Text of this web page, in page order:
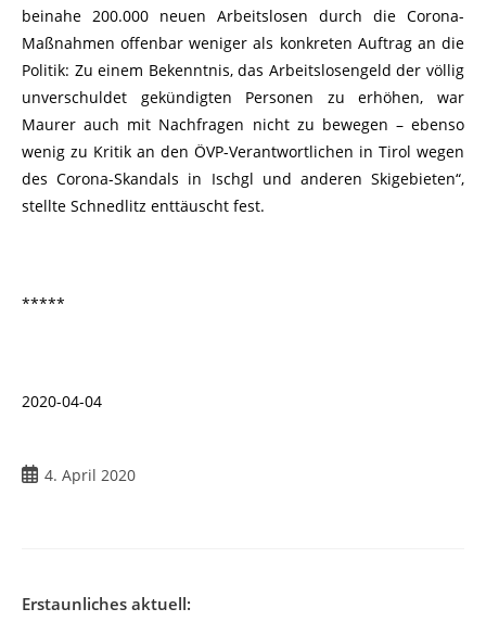
beinahe 200.000 neuen Arbeitslosen durch die Corona-
Maßnahmen offenbar weniger als konkreten Auftrag an die
Politik: Zu einem Bekenntnis, das Arbeitslosengeld der völlig
unverschuldet gekündigten Personen zu erhöhen, war
Maurer auch mit Nachfragen nicht zu bewegen – ebenso
wenig zu Kritik an den ÖVP-Verantwortlichen in Tirol wegen
des Corona-Skandals in Ischgl und anderen Skigebieten“,
stellte Schnedlitz enttäuscht fest.
*****
2020-04-04
4. April 2020
Erstaunliches aktuell: